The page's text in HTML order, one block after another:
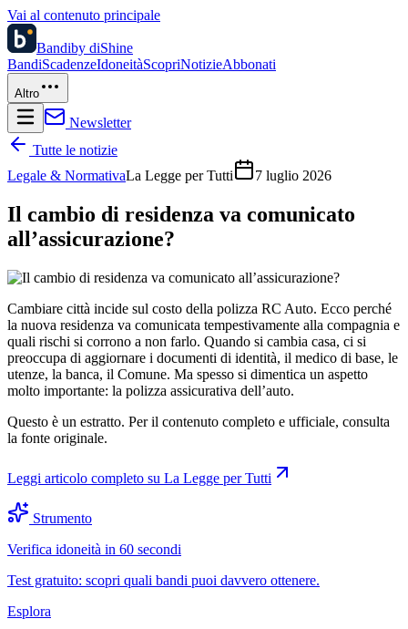
Vai al contenuto principale
Bandiby diShine
BandiScadenzeIdoneitàScopriNotizieAbbonati
Altro
Newsletter
Tutte le notizie
Legale & NormativaLa Legge per Tutti 7 luglio 2026
Il cambio di residenza va comunicato
all’assicurazione?
Cambiare città incide sul costo della polizza RC Auto. Ecco perché
la nuova residenza va comunicata tempestivamente alla compagnia e
quali rischi si corrono a non farlo. Quando si cambia casa, ci si
preoccupa di aggiornare i documenti di identità, il medico di base, le
utenze, la banca, il Comune. Ma spesso si dimentica un aspetto
molto importante: la polizza assicurativa dell’auto.
Questo è un estratto. Per il contenuto completo e ufficiale, consulta
la fonte originale.
Leggi articolo completo su La Legge per Tutti
Strumento
Verifica idoneità in 60 secondi
Test gratuito: scopri quali bandi puoi davvero ottenere.
Esplora